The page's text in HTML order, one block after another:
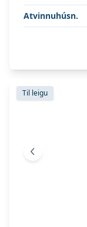
Atvinnuhúsn.
Skoða eignina
Til leigu
Skoða eignina
Fyrri mynd